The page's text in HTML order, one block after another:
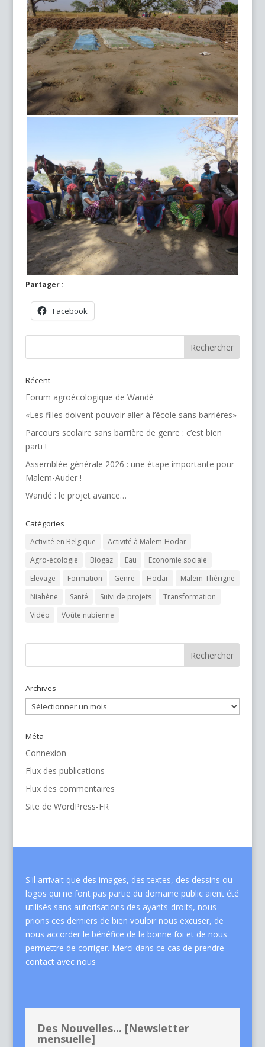
Partager :
Facebook
Récent
Forum agroécologique de Wandé
«Les filles doivent pouvoir aller à l’école sans barrières»
Parcours scolaire sans barrière de genre : c’est bien
parti !
Assemblée générale 2026 : une étape importante pour
Malem-Auder !
Wandé : le projet avance…
Catégories
Activité en Belgique
Activité à Malem-Hodar
Agro-écologie
Biogaz Eau
Economie sociale
Elevage
Formation Genre Hodar
Malem-Thérigne
Niahène
Santé Suivi de projets
Transformation
Vidéo
Voûte nubienne
Archives
Archives
Méta
Connexion
Flux des publications
Flux des commentaires
Site de WordPress-FR
S'il arrivait que des images, des textes, des dessins ou
logos qui ne font pas partie du domaine public aient été
utilisés sans autorisations des ayants-droits, nous
prions ces derniers de bien vouloir nous excuser, de
nous accorder le bénéfice de la bonne foi et de nous
permettre de corriger. Merci dans ce cas de prendre
contact avec nous
Des Nouvelles... [Newsletter
mensuelle]